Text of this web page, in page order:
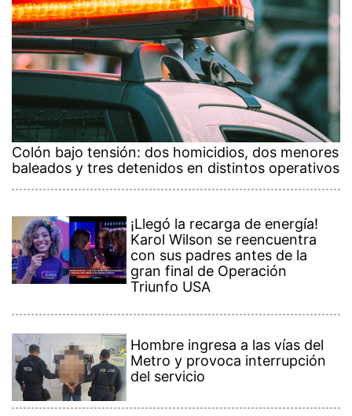
Colón bajo tensión: dos homicidios, dos menores
baleados y tres detenidos en distintos operativos
¡Llegó la recarga de energía!
Karol Wilson se reencuentra
con sus padres antes de la
gran final de Operación
Triunfo USA
Hombre ingresa a las vías del
Metro y provoca interrupción
del servicio